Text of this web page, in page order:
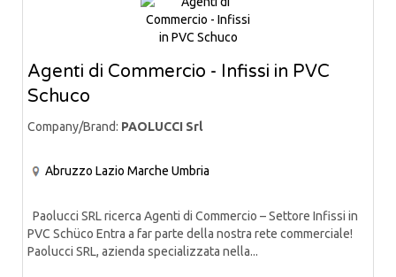
Agenti di Commercio - Infissi in PVC
Schuco
Company/Brand: PAOLUCCI Srl
Abruzzo Lazio Marche Umbria
Paolucci SRL ricerca Agenti di Commercio – Settore Infissi in
PVC Schüco Entra a far parte della nostra rete commerciale!
Paolucci SRL, azienda specializzata nella...